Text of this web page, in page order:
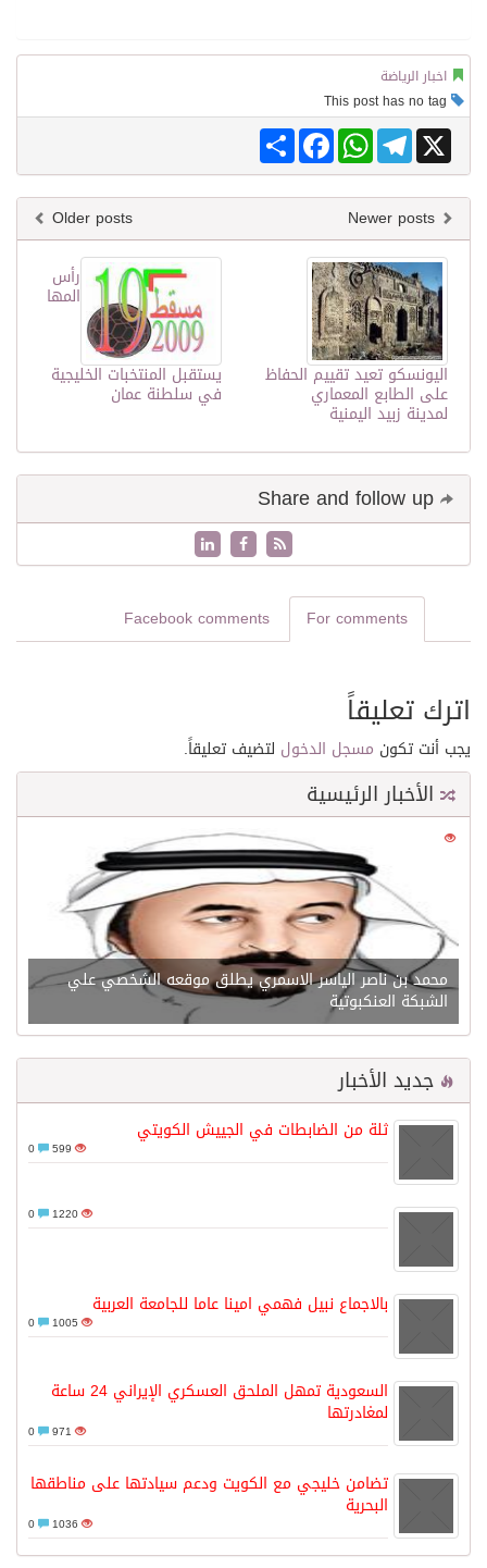
اخبار الرياضة
Share
FacebookWhatsAppTelegram X
Older posts
رأس
المها
يستقبل المنتخبات الخليجية
في سلطنة عمان
اليونسكو تعيد تقييم الحفاظ
على الطابع المعماري
لمدينة زبيد اليمنية
For comments
Facebook comments
اترك تعليقاً
يجب أنت تكون مسجل الدخول لتضيف تعليقاً.
الأخبار الرئيسية
21576
محمد بن ناصر الياسر الاسمري يطلق موقعه الشخصي علي
الشبكة العنكبوتية
جديد الأخبار
ثلة من الضابطات في الجييش الكويتي
599
1220
بالاجماع نبيل فهمي امينا عاما للجامعة العربية
1005
السعودية تمهل الملحق العسكري الإيراني 24 ساعة
لمغادرتها
971
تضامن خليجي مع الكويت ودعم سيادتها على مناطقها
البحرية
1036